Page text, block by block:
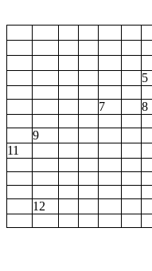
5
7 8
9
11
12